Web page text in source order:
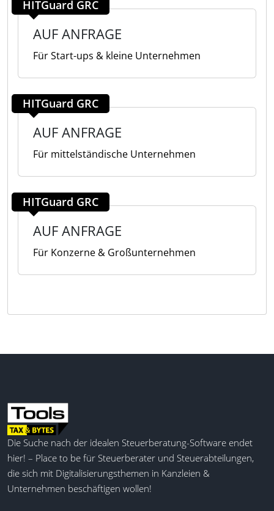
HITGuard GRC
AUF ANFRAGE
Für Start-ups & kleine Unternehmen
HITGuard GRC
AUF ANFRAGE
Für mittelständische Unternehmen
HITGuard GRC
AUF ANFRAGE
Für Konzerne & Großunternehmen
Die Suche nach der idealen Steuerberatung-Software endet
hier! – Place to be für Steuerberater und Steuerabteilungen,
die sich mit Digitalisierungsthemen in Kanzleien &
Unternehmen beschäftigen wollen!